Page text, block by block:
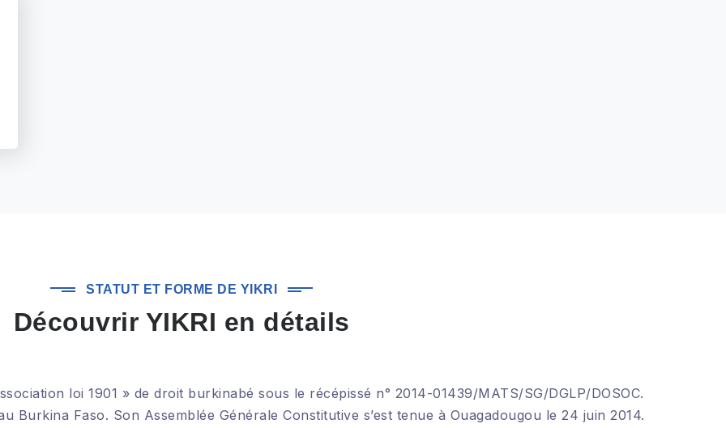
STATUT ET FORME DE YIKRI
Découvrir YIKRI en détails
loi 1901 » de droit burkinabé sous le récépissé n° 2014-01439/MATS/SG/DGLP/DOSOC.
Burkina Faso. Son Assemblée Générale Constitutive s’est tenue à Ouagadougou le 24 juin 2014.